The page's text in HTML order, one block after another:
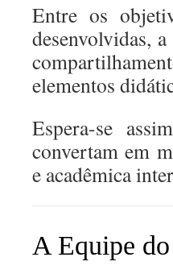
Entre os
desenvolvidas,
elementos
Espera-se
convertam em
e acadêmica
A Equipe